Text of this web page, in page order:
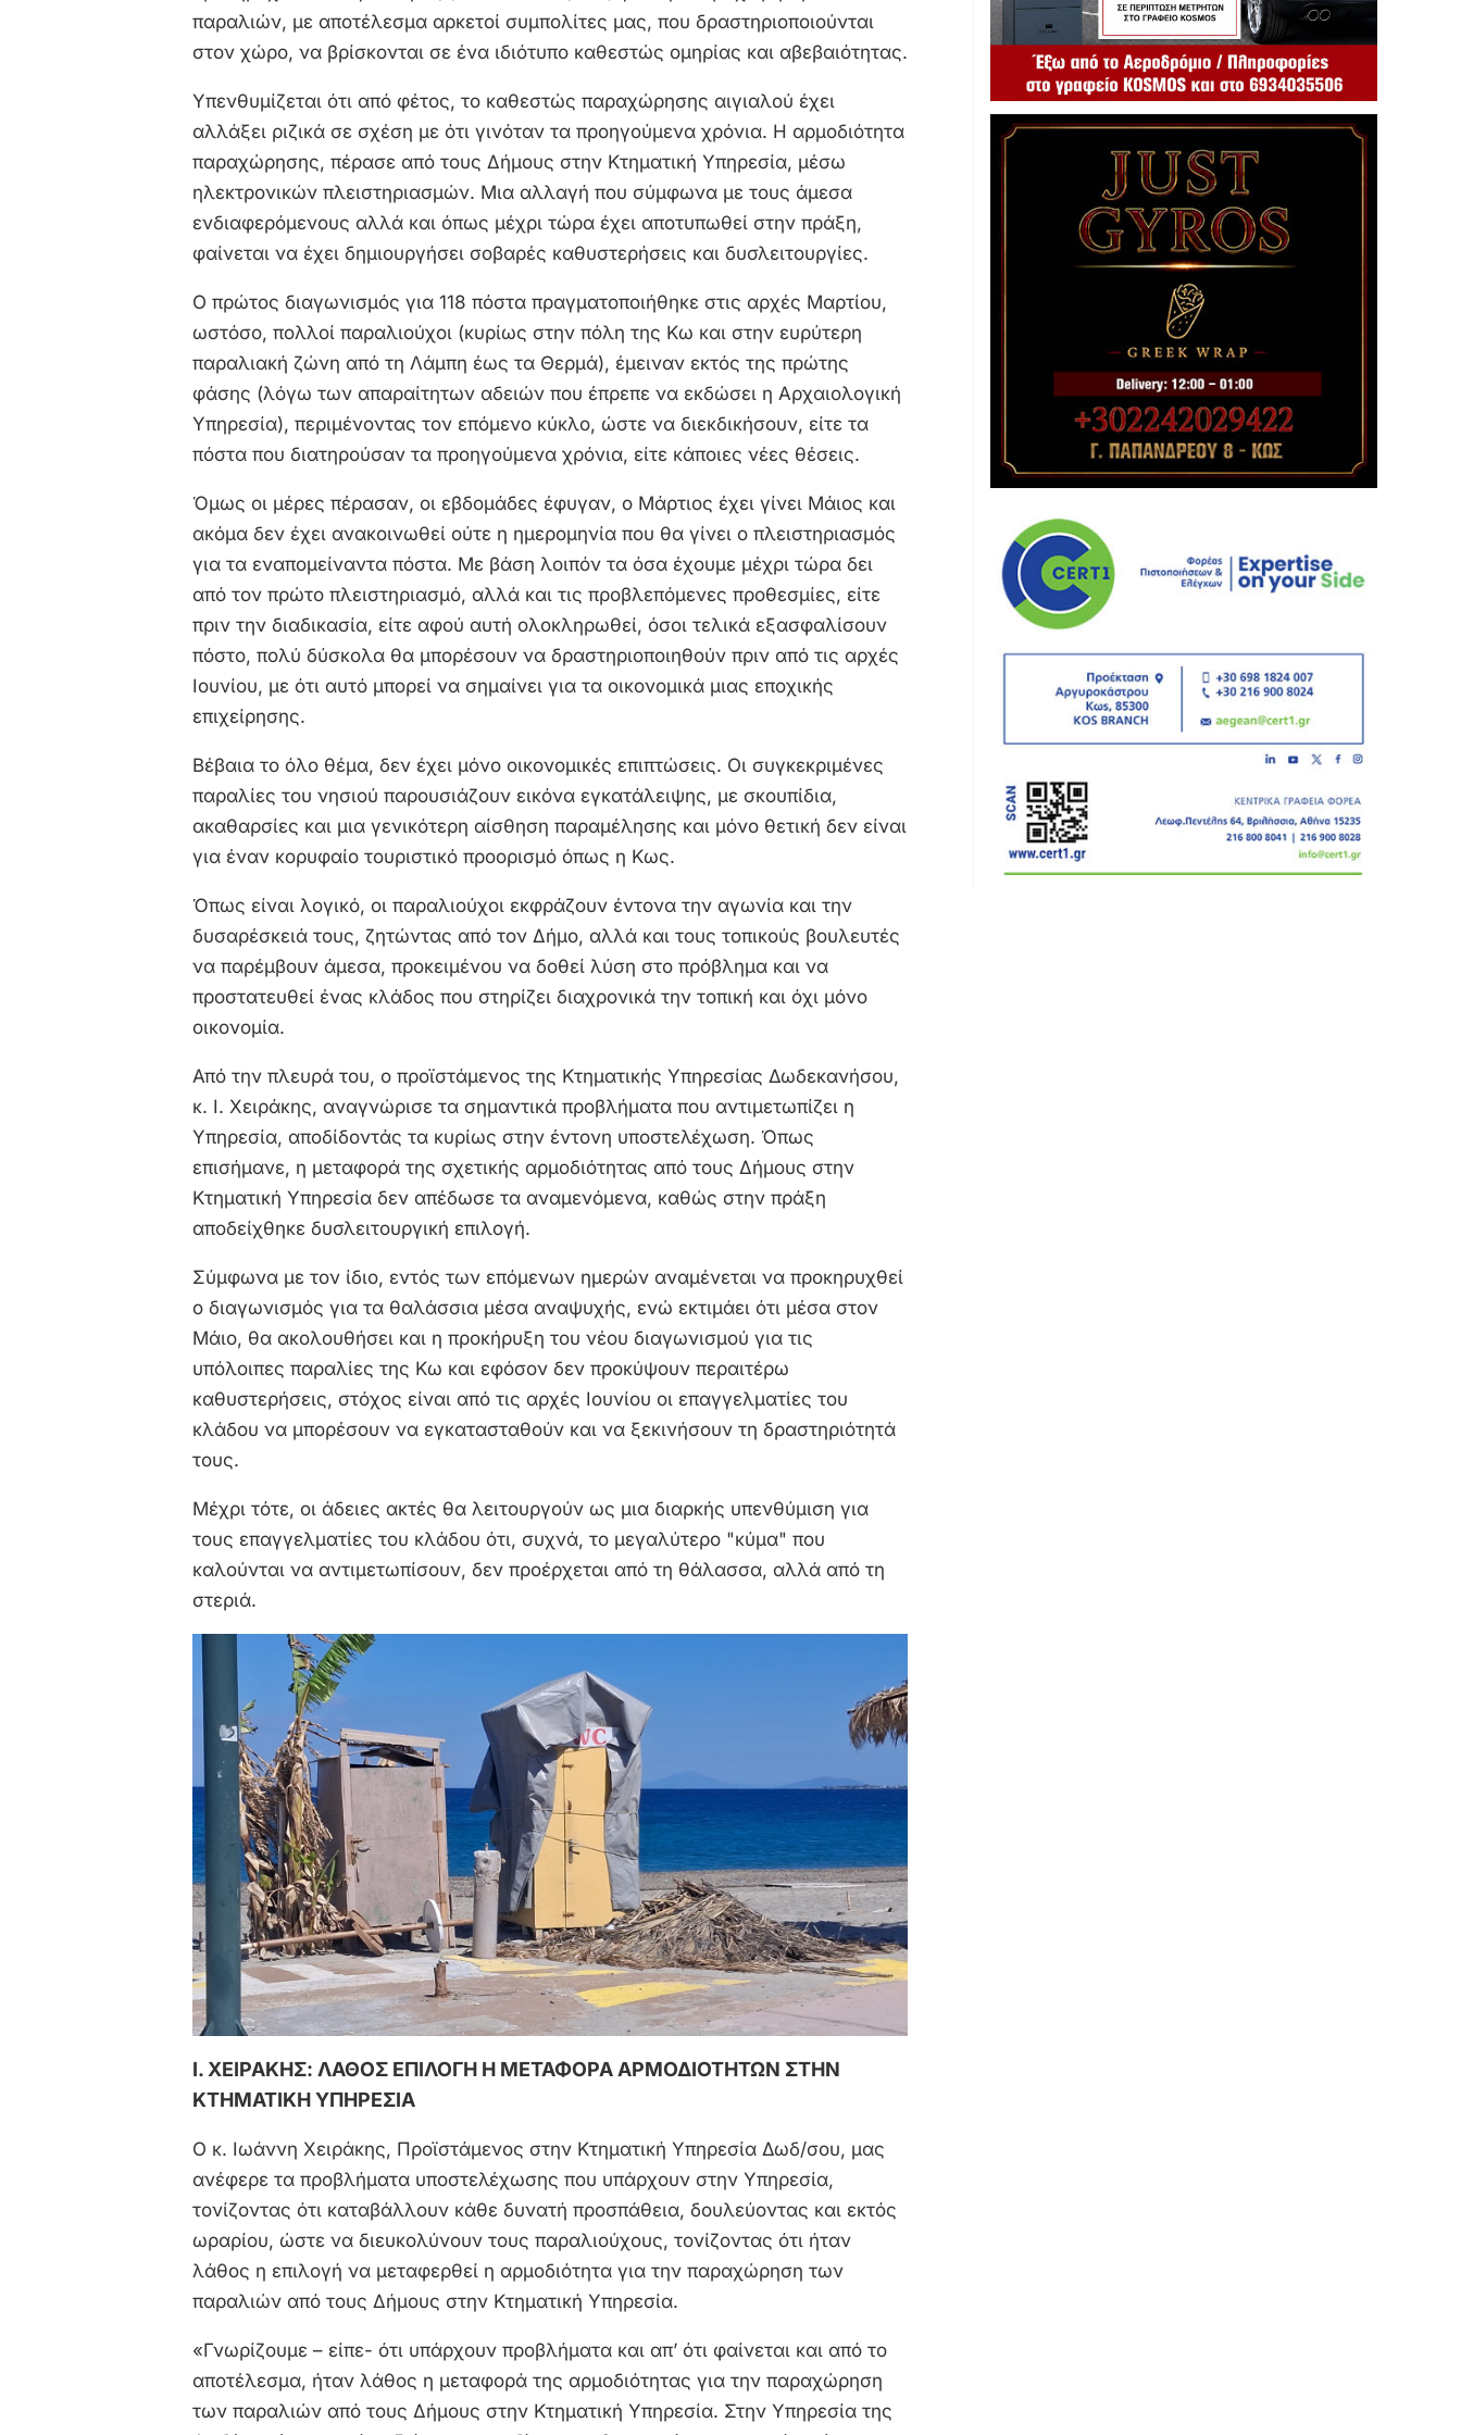
παραλιών, με αποτέλεσμα αρκετοί συμπολίτες μας, που δραστηριοποιούνται
στον χώρο, να βρίσκονται σε ένα ιδιότυπο καθεστώς ομηρίας και αβεβαιότητας.
Υπενθυμίζεται ότι από φέτος, το καθεστώς παραχώρησης αιγιαλού έχει
αλλάξει ριζικά σε σχέση με ότι γινόταν τα προηγούμενα χρόνια. Η αρμοδιότητα
παραχώρησης, πέρασε από τους Δήμους στην Κτηματική Υπηρεσία, μέσω
ηλεκτρονικών πλειστηριασμών. Μια αλλαγή που σύμφωνα με τους άμεσα
ενδιαφερόμενους αλλά και όπως μέχρι τώρα έχει αποτυπωθεί στην πράξη,
φαίνεται να έχει δημιουργήσει σοβαρές καθυστερήσεις και δυσλειτουργίες.
Ο πρώτος διαγωνισμός για 118 πόστα πραγματοποιήθηκε στις αρχές Μαρτίου,
ωστόσο, πολλοί παραλιούχοι (κυρίως στην πόλη της Κω και στην ευρύτερη
παραλιακή ζώνη από τη Λάμπη έως τα Θερμά), έμειναν εκτός της πρώτης
φάσης (λόγω των απαραίτητων αδειών που έπρεπε να εκδώσει η Αρχαιολογική
Υπηρεσία), περιμένοντας τον επόμενο κύκλο, ώστε να διεκδικήσουν, είτε τα
πόστα που διατηρούσαν τα προηγούμενα χρόνια, είτε κάποιες νέες θέσεις.
Όμως οι μέρες πέρασαν, οι εβδομάδες έφυγαν, ο Μάρτιος έχει γίνει Μάιος και
ακόμα δεν έχει ανακοινωθεί ούτε η ημερομηνία που θα γίνει ο πλειστηριασμός
για τα εναπομείναντα πόστα. Με βάση λοιπόν τα όσα έχουμε μέχρι τώρα δει
από τον πρώτο πλειστηριασμό, αλλά και τις προβλεπόμενες προθεσμίες, είτε
πριν την διαδικασία, είτε αφού αυτή ολοκληρωθεί, όσοι τελικά εξασφαλίσουν
πόστο, πολύ δύσκολα θα μπορέσουν να δραστηριοποιηθούν πριν από τις αρχές
Ιουνίου, με ότι αυτό μπορεί να σημαίνει για τα οικονομικά μιας εποχικής
επιχείρησης.
Βέβαια το όλο θέμα, δεν έχει μόνο οικονομικές επιπτώσεις. Οι συγκεκριμένες
παραλίες του νησιού παρουσιάζουν εικόνα εγκατάλειψης, με σκουπίδια,
ακαθαρσίες και μια γενικότερη αίσθηση παραμέλησης και μόνο θετική δεν είναι
για έναν κορυφαίο τουριστικό προορισμό όπως η Κως.
Όπως είναι λογικό, οι παραλιούχοι εκφράζουν έντονα την αγωνία και την
δυσαρέσκειά τους, ζητώντας από τον Δήμο, αλλά και τους τοπικούς βουλευτές
να παρέμβουν άμεσα, προκειμένου να δοθεί λύση στο πρόβλημα και να
προστατευθεί ένας κλάδος που στηρίζει διαχρονικά την τοπική και όχι μόνο
οικονομία.
Από την πλευρά του, ο προϊστάμενος της Κτηματικής Υπηρεσίας Δωδεκανήσου,
κ. Ι. Χειράκης, αναγνώρισε τα σημαντικά προβλήματα που αντιμετωπίζει η
Υπηρεσία, αποδίδοντάς τα κυρίως στην έντονη υποστελέχωση. Όπως
επισήμανε, η μεταφορά της σχετικής αρμοδιότητας από τους Δήμους στην
Κτηματική Υπηρεσία δεν απέδωσε τα αναμενόμενα, καθώς στην πράξη
αποδείχθηκε δυσλειτουργική επιλογή.
Σύμφωνα με τον ίδιο, εντός των επόμενων ημερών αναμένεται να προκηρυχθεί
ο διαγωνισμός για τα θαλάσσια μέσα αναψυχής, ενώ εκτιμάει ότι μέσα στον
Μάιο, θα ακολουθήσει και η προκήρυξη του νέου διαγωνισμού για τις
υπόλοιπες παραλίες της Κω και εφόσον δεν προκύψουν περαιτέρω
καθυστερήσεις, στόχος είναι από τις αρχές Ιουνίου οι επαγγελματίες του
κλάδου να μπορέσουν να εγκατασταθούν και να ξεκινήσουν τη δραστηριότητά
τους.
Μέχρι τότε, οι άδειες ακτές θα λειτουργούν ως μια διαρκής υπενθύμιση για
τους επαγγελματίες του κλάδου ότι, συχνά, το μεγαλύτερο "κύμα" που
καλούνται να αντιμετωπίσουν, δεν προέρχεται από τη θάλασσα, αλλά από τη
στεριά.
Ι. ΧΕΙΡΑΚΗΣ: ΛΑΘΟΣ ΕΠΙΛΟΓΗ Η ΜΕΤΑΦΟΡΑ ΑΡΜΟΔΙΟΤΗΤΩΝ ΣΤΗΝ
ΚΤΗΜΑΤΙΚΗ ΥΠΗΡΕΣΙΑ
Ο κ. Ιωάννη Χειράκης, Προϊστάμενος στην Κτηματική Υπηρεσία Δωδ/σου, μας
ανέφερε τα προβλήματα υποστελέχωσης που υπάρχουν στην Υπηρεσία,
τονίζοντας ότι καταβάλλουν κάθε δυνατή προσπάθεια, δουλεύοντας και εκτός
ωραρίου, ώστε να διευκολύνουν τους παραλιούχους, τονίζοντας ότι ήταν
λάθος η επιλογή να μεταφερθεί η αρμοδιότητα για την παραχώρηση των
παραλιών από τους Δήμους στην Κτηματική Υπηρεσία.
«Γνωρίζουμε – είπε- ότι υπάρχουν προβλήματα και απ’ ότι φαίνεται και από το
αποτέλεσμα, ήταν λάθος η μεταφορά της αρμοδιότητας για την παραχώρηση
των παραλιών από τους Δήμους στην Κτηματική Υπηρεσία. Στην Υπηρεσία της